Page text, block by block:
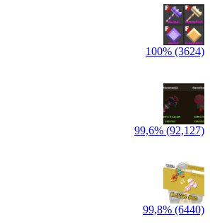
100% (3624)
99,6% (92,127)
99,8% (6440)